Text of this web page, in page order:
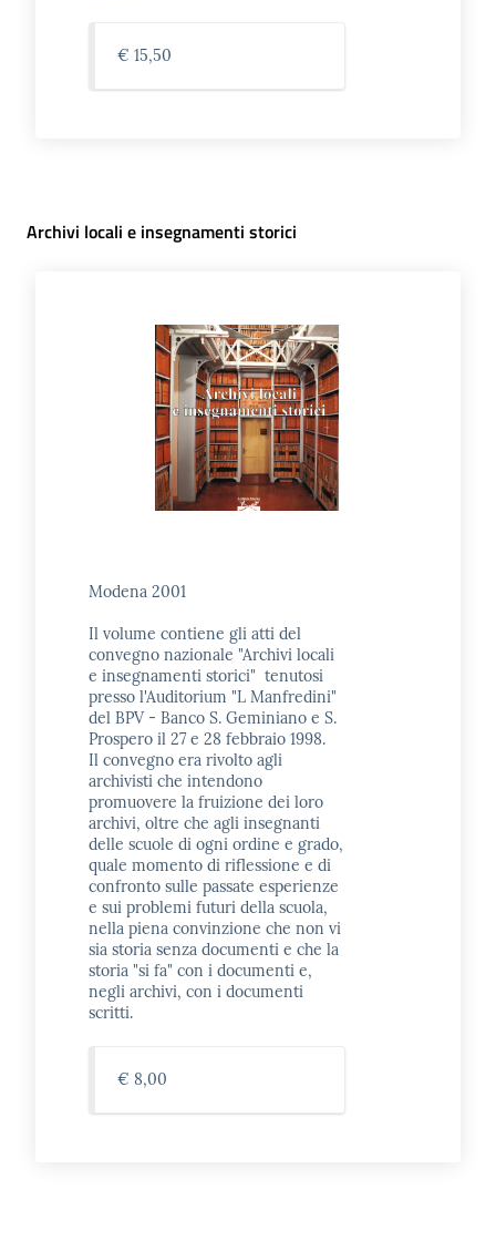
€ 15,50
Archivi locali e insegnamenti storici
Modena 2001
Il volume contiene gli atti del
convegno nazionale "Archivi locali
e insegnamenti storici" tenutosi
presso l'Auditorium "L Manfredini"
del BPV - Banco S. Geminiano e S.
Prospero il 27 e 28 febbraio 1998.
Il convegno era rivolto agli
archivisti che intendono
promuovere la fruizione dei loro
archivi, oltre che agli insegnanti
delle scuole di ogni ordine e grado,
quale momento di riflessione e di
confronto sulle passate esperienze
e sui problemi futuri della scuola,
nella piena convinzione che non vi
sia storia senza documenti e che la
storia "si fa" con i documenti e,
negli archivi, con i documenti
scritti.
€ 8,00